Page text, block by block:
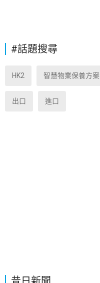
#話題搜尋
HK2 智慧物業保養方案
出口 進口